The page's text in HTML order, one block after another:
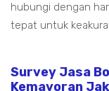
hubungi dengan
tepat untuk
Survey Jasa
Kemayoran